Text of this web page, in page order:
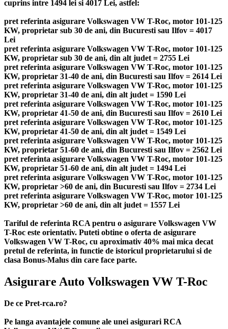
cuprins intre 1494 lei si 4017 Lei, astfel:
pret referinta asigurare Volkswagen VW T-Roc, motor 101-125
KW, proprietar sub 30 de ani, din Bucuresti sau Ilfov = 4017
Lei
pret referinta asigurare Volkswagen VW T-Roc, motor 101-125
KW, proprietar sub 30 de ani, din alt judet = 2755 Lei
pret referinta asigurare Volkswagen VW T-Roc, motor 101-125
KW, proprietar 31-40 de ani, din Bucuresti sau Ilfov = 2614 Lei
pret referinta asigurare Volkswagen VW T-Roc, motor 101-125
KW, proprietar 31-40 de ani, din alt judet = 1590 Lei
pret referinta asigurare Volkswagen VW T-Roc, motor 101-125
KW, proprietar 41-50 de ani, din Bucuresti sau Ilfov = 2610 Lei
pret referinta asigurare Volkswagen VW T-Roc, motor 101-125
KW, proprietar 41-50 de ani, din alt judet = 1549 Lei
pret referinta asigurare Volkswagen VW T-Roc, motor 101-125
KW, proprietar 51-60 de ani, din Bucuresti sau Ilfov = 2562 Lei
pret referinta asigurare Volkswagen VW T-Roc, motor 101-125
KW, proprietar 51-60 de ani, din alt judet = 1494 Lei
pret referinta asigurare Volkswagen VW T-Roc, motor 101-125
KW, proprietar >60 de ani, din Bucuresti sau Ilfov = 2734 Lei
pret referinta asigurare Volkswagen VW T-Roc, motor 101-125
KW, proprietar >60 de ani, din alt judet = 1557 Lei
Tariful de referinta RCA pentru o asigurare Volkswagen VW
T-Roc este orientativ. Puteti obtine o oferta de asigurare
Volkswagen VW T-Roc, cu aproximativ 40% mai mica decat
pretul de referinta, in functie de istoricul proprietarului si de
clasa Bonus-Malus din care face parte.
Asigurare Auto Volkswagen VW T-Roc
De ce Pret-rca.ro?
Pe langa avantajele comune ale unei asigurari RCA